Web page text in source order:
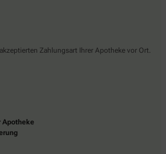
Zahlungsart Ihrer Apotheke vor Ort.
Apotheke